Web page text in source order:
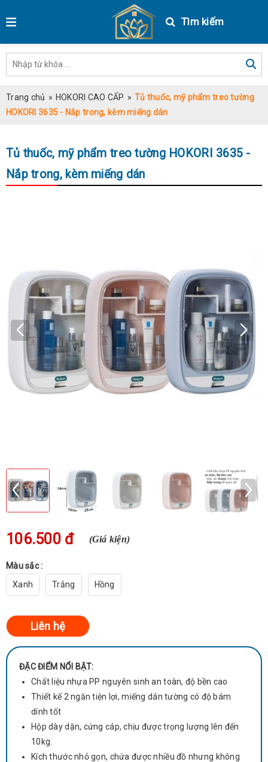
Tìm kiếm
Trang chủ » HOKORI CAO CẤP » Tủ thuốc, mỹ phẩm treo tường
HOKORI 3635 - Nắp trong, kèm miếng dán
Tủ thuốc, mỹ phẩm treo tường HOKORI 3635 -
Nắp trong, kèm miếng dán
ĐẶC ĐIỂM NỔI BẬT:
Chất liệu nhựa PP nguyên sinh an toàn, độ bền cao
Thiết kế 2 ngăn tiện lợi, miếng dán tường có độ bám
dính tốt
Hộp dày dặn, cứng cáp, chịu được trọng lượng lên đến
10kg.
Kích thước nhỏ gọn, chứa được nhiều đồ nhưng không
106.500 đ (Giá kiện)
Màu sắc :
Xanh
Trắng Hồng